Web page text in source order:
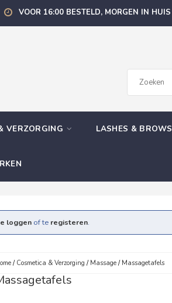
VOOR 16:00 BESTELD, MORGEN IN HUIS
VERZORGING LASHES & BROWS
loggen of te registeren.
/ Cosmetica & Verzorging / Massage/ Massagetafels